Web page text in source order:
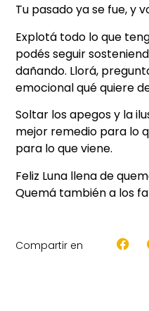
Tu pasado ya se fue, y
Explotá todo lo que
podés seguir
dañando. Llorá,
emocional qué quiere
Soltar los apegos y la
mejor remedio para lo
para lo que viene.
Feliz Luna llena de
Quemá también a los
Compartir en